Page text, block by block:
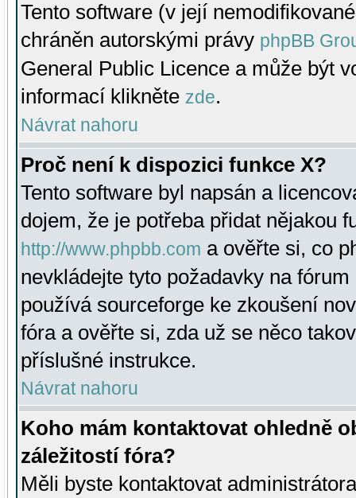
Tento software (v její
chráněn autorskými právy phpBB
General Public Licence a může být
informací klikněte zde.
Návrat nahoru
Proč není k dispozici funkce X?
Tento software byl napsán a
dojem, že je potřeba přidat nějakou
http://www.phpbb.com a ověřte si, co
nevkládejte tyto požadavky na
používá sourceforge ke zkoušení
fóra a ověřte si, zda už se něco
příslušné instrukce.
Návrat nahoru
Koho mám kontaktovat ohledně
záležitostí fóra?
Měli byste kontaktovat